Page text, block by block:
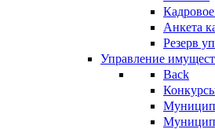
Анкета
Резерв
Управление
Back